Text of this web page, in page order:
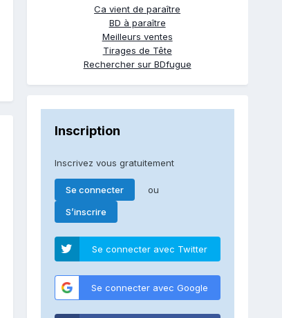
Ca vient de paraître
BD à paraître
Meilleurs ventes
Tirages de Tête
Rechercher sur BDfugue
Inscription
Inscrivez vous gratuitement
Se connecter ou
S’inscrire
Se connecter avec Twitter
Se connecter avec Google